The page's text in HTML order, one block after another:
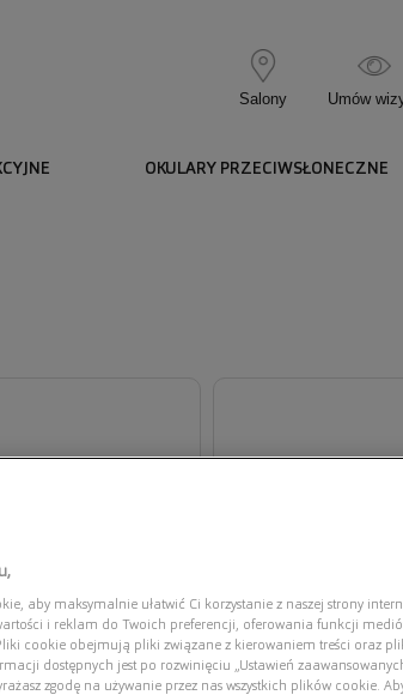
Salony Umów
OKULARY PRZECIWSŁONECZNE
(FIZYCZNA)
aby maksymalnie ułatwić Ci korzystanie z naszej strony
i reklam do Twoich preferencji, oferowania funkcji
cookie obejmują pliki związane z kierowaniem treści oraz
dostępnych jest po rozwinięciu „Ustawień
zgodę na używanie przez nas wszystkich plików cookie.